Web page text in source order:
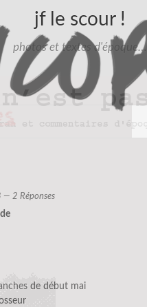
jf le scour !
photos et textes d'époque…
— 2 Réponses
de début mai